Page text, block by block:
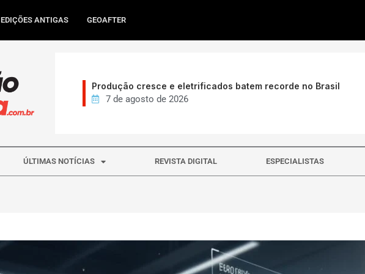
EDIÇÕES ANTIGAS GEOAFTER
Produção cresce e eletrificados batem recorde no Brasil
7 de agosto de 2026
ÚLTIMAS NOTÍCIAS REVISTA DIGITAL ESPECIALISTAS